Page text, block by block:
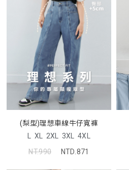
(梨型)理想車線牛仔寬褲
L XL 2XL 3XL 4XL
NT.990
NTD.871